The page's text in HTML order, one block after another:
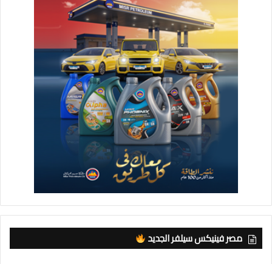
مصر فينيكس سيلفر الجديد